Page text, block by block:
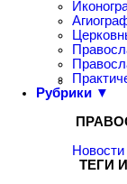
Рубрики ▼
Новости
ТЕГИ